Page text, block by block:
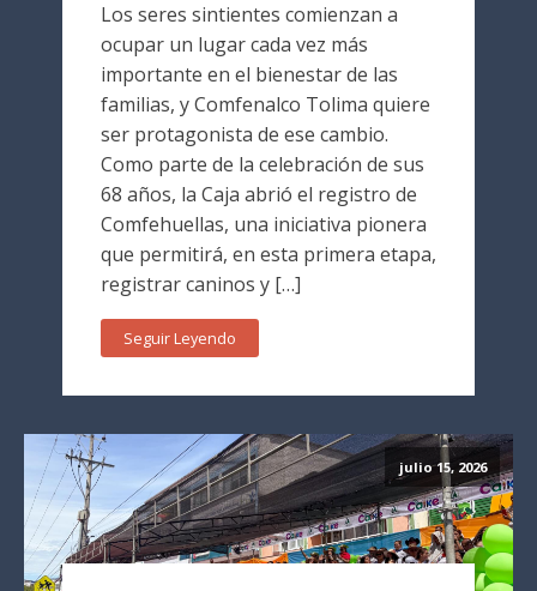
Los seres sintientes comienzan a
ocupar un lugar cada vez más
importante en el bienestar de las
familias, y Comfenalco Tolima quiere
ser protagonista de ese cambio.
Como parte de la celebración de sus
68 años, la Caja abrió el registro de
Comfehuellas, una iniciativa pionera
que permitirá, en esta primera etapa,
registrar caninos y […]
Seguir Leyendo
julio 15, 2026